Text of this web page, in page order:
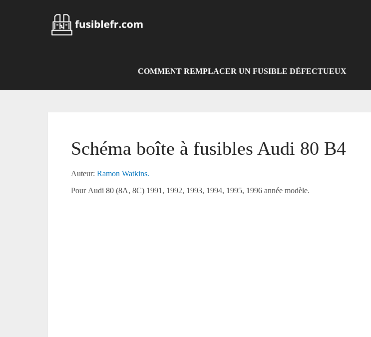
COMMENT REMPLACER UN FUSIBLE DÉFECTUEUX
Schéma boîte à fusibles Audi 80 B4
Auteur: Ramon Watkins.
Pour Audi 80 (8A, 8C) 1991, 1992, 1993, 1994, 1995, 1996 année modèle.